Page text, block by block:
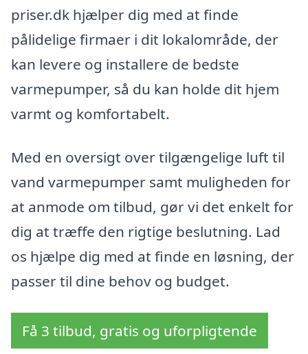
priser.dk hjælper dig med at finde
pålidelige firmaer i dit lokalområde, der
kan levere og installere de bedste
varmepumper, så du kan holde dit hjem
varmt og komfortabelt.
Med en oversigt over tilgængelige luft til
vand varmepumper samt muligheden for
at anmode om tilbud, gør vi det enkelt for
dig at træffe den rigtige beslutning. Lad
os hjælpe dig med at finde en løsning, der
passer til dine behov og budget.
Få 3 tilbud, gratis og uforpligtende